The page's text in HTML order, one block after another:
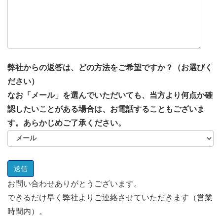
弊社からの返答は、どの方法をご希望ですか？（お選びく
ださい）
なお「メール」を選んでいただいても、当方より何点か確
認したいことがある場合は、お電話することもございま
す。あらかじめご了承ください。
お問い合わせありがとうございます。
できるだけ早く弊社よりご連絡させていただきます（営業
時間内）。